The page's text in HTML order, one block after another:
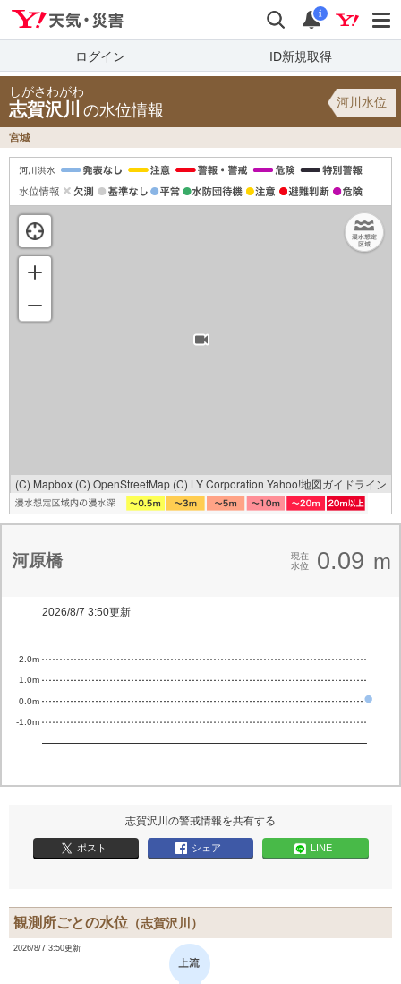
検索 通知
i
ログイン ID新規取得
しがさわがわ
志賀沢川 の水位情報 河川水位
宮城
(C) Mapbox (C) OpenStreetMap (C) LY Corporation Yahoo!地図ガイドライン
河原橋
現在
水位
0.09 m
2026/8/7 3:50更新
-1.0m
0.0m
1.0m
2.0m
志賀沢川の警戒情報を共有する
ポスト シェア LINE
観測所ごとの水位 （志賀沢川）
2026/8/7 3:50更新